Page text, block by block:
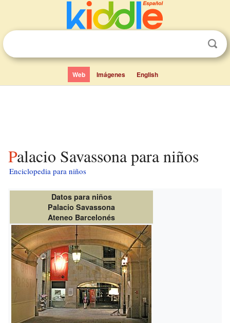
Web Imágenes English
Palacio Savassona para niños
Enciclopedia para niños
Datos para niños
Palacio Savassona
Ateneo Barcelonés